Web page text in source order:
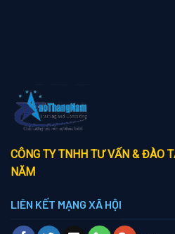
CÔNG TY TNHH TƯ VẤN & ĐÀO
NĂM
LIÊN KẾT MẠNG XÃ HỘI